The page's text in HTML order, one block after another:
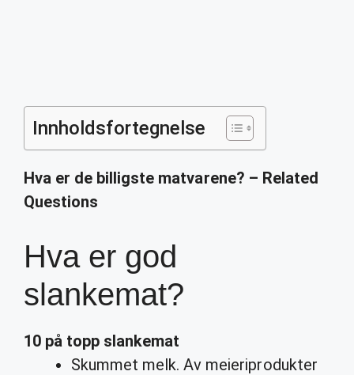
Innholdsfortegnelse
Hva er de billigste matvarene? – Related
Questions
Hva er god
slankemat?
10 på topp slankemat
Skummet melk. Av meieriprodukter